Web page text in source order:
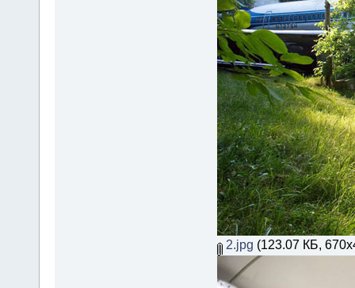
2.jpg (123.07 КБ,